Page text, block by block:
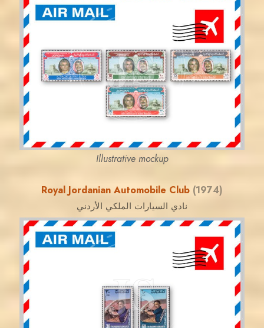
JS
JORDANSTAMPS.COM
EST. 2007
Illustrative mockup
Royal Jordanian Automobile Club (1974)
نادي السيارات الملكي الأردني
JS
JORDANSTAMPS.COM